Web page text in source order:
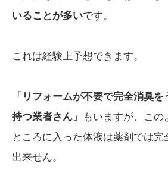
いることが多いです。
これは経験上予想できます。
「リフォームが不要で完全消臭
持つ業者さん」
もいますが、こ
ところに入った体液は薬剤では
出来せん。